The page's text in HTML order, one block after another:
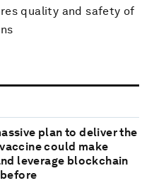
quality and safety of
plan to deliver the
could make
leverage blockchain